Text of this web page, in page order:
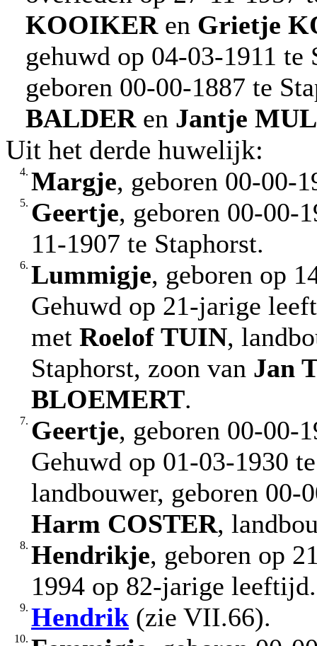
KOOIKERen Grietje
gehuwd op 04-03-1911
geboren 00-00-1887 te
BALDERen Jantje
Uit het derde huwelijk:
4. Margje, geboren 00-00-
5. Geertje, geboren 00-00-
11-1907 te Staphorst.
6. Lummigje, geboren op
Gehuwd op 21-jarige
met Roelof TUIN,
Staphorst, zoon van Jan
BLOEMERT.
7. Geertje, geboren 00-00-
Gehuwd op 01-03-1930
landbouwer, geboren 00-
Harm COSTER,
8. Hendrikje, geboren op
1994 op 82-jarige leeftijd.
9. Hendrik (zie VII.66).
10.